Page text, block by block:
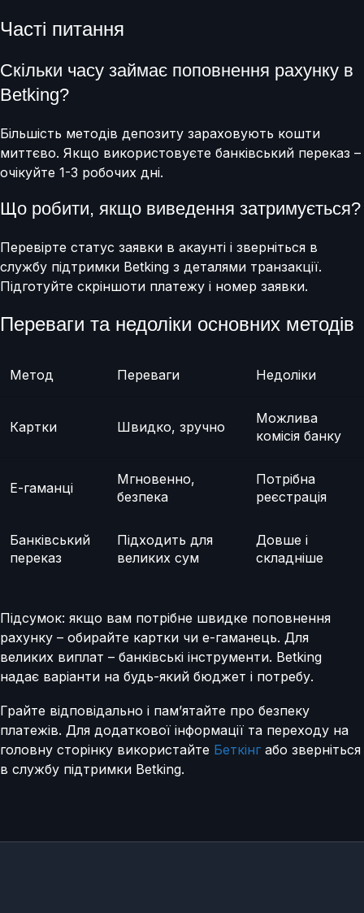
Часті питання
Скільки часу займає поповнення рахунку в
Betking?
Більшість методів депозиту зараховують кошти
миттєво. Якщо використовуєте банківський переказ –
очікуйте 1-3 робочих дні.
Що робити, якщо виведення затримується?
Перевірте статус заявки в акаунті і зверніться в
службу підтримки Betking з деталями транзакції.
Підготуйте скріншоти платежу і номер заявки.
Переваги та недоліки основних методів
Метод Переваги Недоліки
Картки Швидко, зручно
Можлива
комісія банку
Е-гаманці
Мгновенно,
безпека
Потрібна
реєстрація
Банківський
переказ
Підходить для
великих сум
Довше і
складніше
Підсумок: якщо вам потрібне швидке поповнення
рахунку – обирайте картки чи е-гаманець. Для
великих виплат – банківські інструменти. Betking
надає варіанти на будь-який бюджет і потребу.
Грайте відповідально і пам’ятайте про безпеку
платежів. Для додаткової інформації та переходу на
головну сторінку використайте Беткінг або зверніться
в службу підтримки Betking.